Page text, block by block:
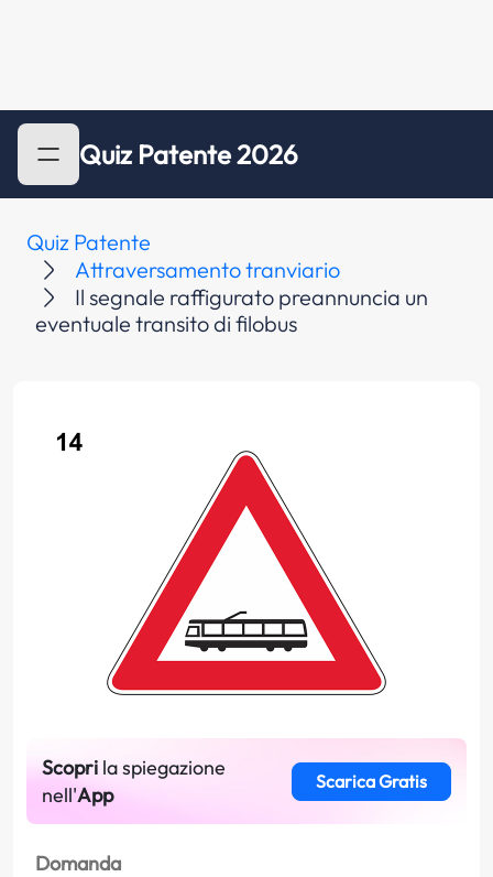
Quiz Patente 2026
Quiz Patente
Attraversamento tranviario
Il segnale raffigurato preannuncia un
eventuale transito di filobus
Scopri la spiegazione
nell'App
Scarica Gratis
Domanda